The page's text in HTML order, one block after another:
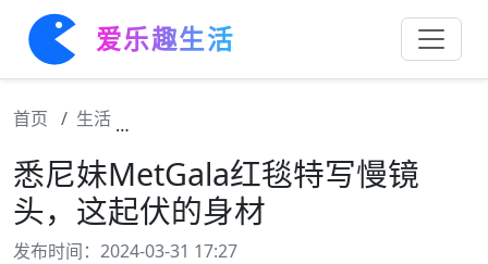
爱乐趣生活
首页 生活
悉尼妹MetGala红毯特写慢镜
头，这起伏的身材
发布时间：2024-03-31 17:27